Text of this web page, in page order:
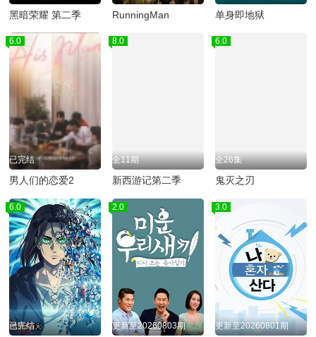
黑暗荣耀 第二季 RunningMan 单身即地狱
6.0
已完结
男人们的恋爱2
8.0
全11期
新西游记第二季
6.0
全26集
鬼灭之刃
6.0
已完结
2.0
更新至20260803期
3.0
更新至20260801期